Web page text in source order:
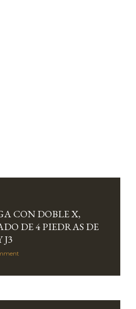
CON DOBLE X,
DE 4 PIEDRAS DE
J3